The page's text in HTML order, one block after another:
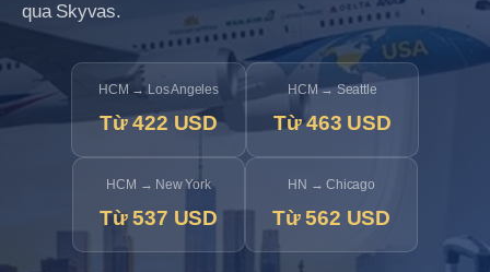
qua Skyvas.
HCM → Los Angeles
Từ 422 USD
HCM → Seattle
Từ 463 USD
HCM → New York
Từ 537 USD
HN → Chicago
Từ 562 USD